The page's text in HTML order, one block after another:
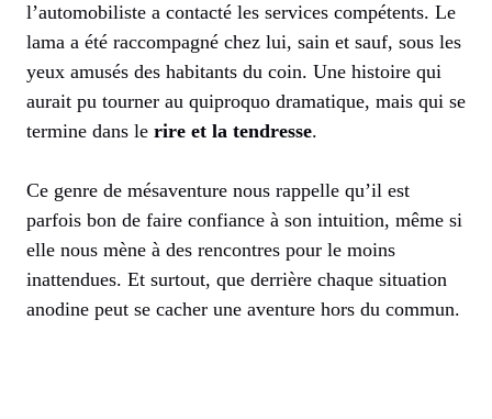
l’automobiliste a contacté les services compétents. Le
lama a été raccompagné chez lui, sain et sauf, sous les
yeux amusés des habitants du coin. Une histoire qui
aurait pu tourner au quiproquo dramatique, mais qui se
termine dans le rire et la tendresse.
Ce genre de mésaventure nous rappelle qu’il est
parfois bon de faire confiance à son intuition, même si
elle nous mène à des rencontres pour le moins
inattendues. Et surtout, que derrière chaque situation
anodine peut se cacher une aventure hors du commun.